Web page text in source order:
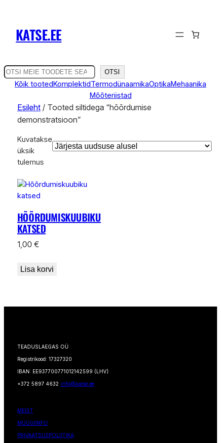
KATSE.EE
O
t
OTSI
Kõik tootedKomplektidTermodünaamikaOptikaMehaanika
Mõõteriistad
Esileht/ Tooted siltidega “hõõrdumise
demonstratsioon”
Kuvatakse
üksik
tulemus
HÕÕRDUMISKUUBIKU
KATSED
1,00 €
Lisa korvi
TEADUSLAEGAS OÜ
Registrikood: 17327320
IBAN: EE937700771012142599 (LHV)
+372 5897 4632 info@katse.ee
MEIST
MÜÜGIINFO
PRIVAATSUSPOLIITIKA